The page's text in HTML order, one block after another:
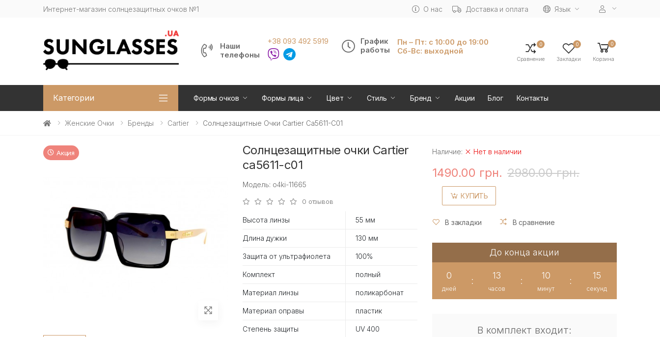
Интернет-магазин солнцезащитных очков №1 О нас Доставка и оплата Язык
Наши
телефоны
+38 093 492 5919
График
работы
Пн – Пт: с 10:00 до 19:00
Сб-Вс: выходной
0
Сравнение
0
Закладки
0
Корзина
Категории Формы очков Формы лица Цвет Стиль Бренд Акции Блог Контакты
Женские Очки Бренды Cartier Солнцезащитные Очки Cartier Ca5611-C01
Акция
Солнцезащитные очки Cartier
ca5611-c01
Модель: o4ki-11665
0 отзывов
Высота линзы 55 мм
Длина дужки 130 мм
Защита от ультрафиолета 100%
Комплект полный
Материал линзы поликарбонат
Материал оправы пластик
Степень защиты UV 400
Наличие: Нет в наличии
1490.00 грн. 2980.00 грн.
КУПИТЬ
В закладки В сравнение
До конца акции
0
дней
:
13
часов
:
10
минут
:
15
секунд
В комплект входит: